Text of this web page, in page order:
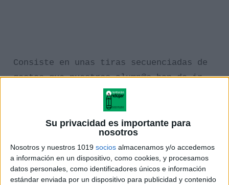
Su privacidad es importante para
nosotros
Nosotros y nuestros 1019 socios almacenamos y/o accedemos
a información en un dispositivo, como cookies, y procesamos
datos personales, como identificadores únicos e información
estándar enviada por un dispositivo para publicidad y contenido
Consiste en unas tiras secuenciadas de
gestos que nuestros alumn@s han de ir
repitiendo sin equivocarse en el menor
Podemos hacerlo de varias maneras:
Presentarles la tira y que hagan